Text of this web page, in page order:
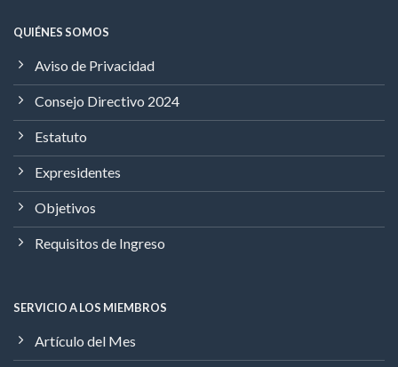
QUIÉNES SOMOS
Aviso de Privacidad
Consejo Directivo 2024
Estatuto
Expresidentes
Objetivos
Requisitos de Ingreso
SERVICIO A LOS MIEMBROS
Artículo del Mes